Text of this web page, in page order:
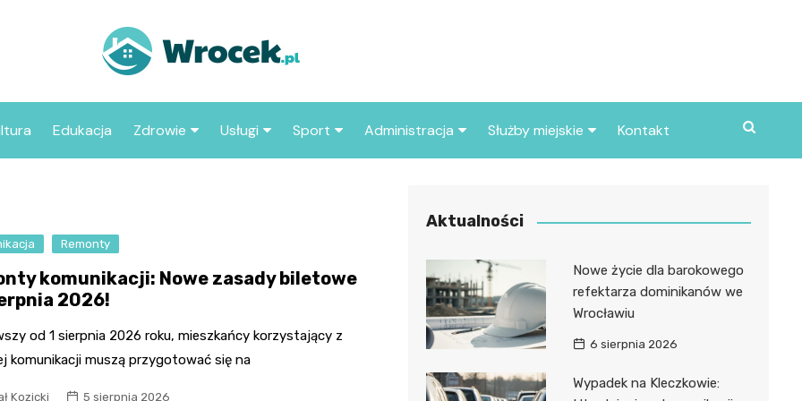
we
Edukacja Zdrowie Usługi
Stacja paliw
Restauracja
Sport
sportowe
Administracja
Urząd miasta
Służby miejskie
Policja
Kontakt
Remonty
komunikacji: Nowe zasady biletowe
2026!
od 1 sierpnia 2026 roku, mieszkańcy korzystający z
komunikacji muszą przygotować się na
Kozicki 5 sierpnia 2026
Aktualności
Nowe życie dla barokowego
refektarza dominikanów we
Wrocławiu
6 sierpnia 2026
Wypadek na Kleczkowie: